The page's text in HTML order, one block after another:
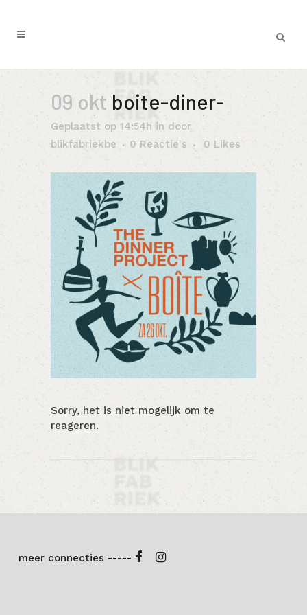
09 okt boite-diner-
Geplaatst op 14:54h in door
blikfabriekbe
0 Reactie's 0 Likes
Sorry, het is niet mogelijk om te
reageren.
meer connecties -----